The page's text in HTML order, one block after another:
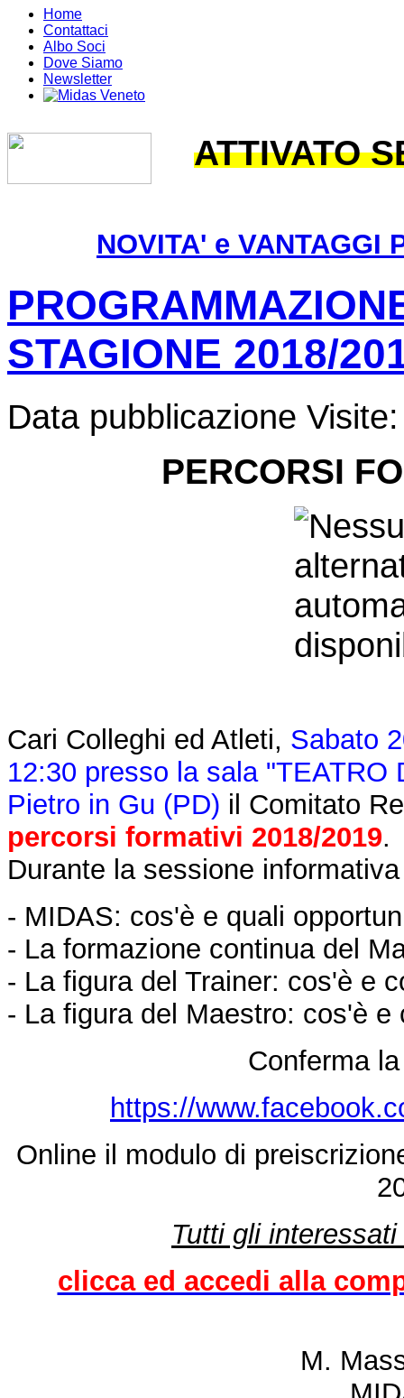
Home
Contattaci
Albo Soci
Dove Siamo
Newsletter
ATTIVATO
NOVITA' e
STAGIONE 2018/
Data pubblicazione
PERCORSI
Cari Colleghi ed Atleti, Sabato
12:30 presso la sala
Pietro in Gu (PD) il Comitato
percorsi formativi 2018/2019.
Durante la sessione
- MIDAS: cos'è e quali
- La formazione continua del
- La figura del Trainer: cos'è e
- La figura del Maestro: cos'è
Conferma
https://
Online il modulo di
Tutti gli
clicca ed accedi alla
M.